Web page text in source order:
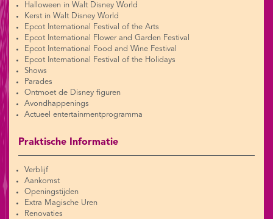
Halloween in Walt Disney World
Kerst in Walt Disney World
Epcot International Festival of the Arts
Epcot International Flower and Garden Festival
Epcot International Food and Wine Festival
Epcot International Festival of the Holidays
Shows
Parades
Ontmoet de Disney figuren
Avondhappenings
Actueel entertainmentprogramma
Praktische Informatie
Verblijf
Aankomst
Openingstijden
Extra Magische Uren
Renovaties